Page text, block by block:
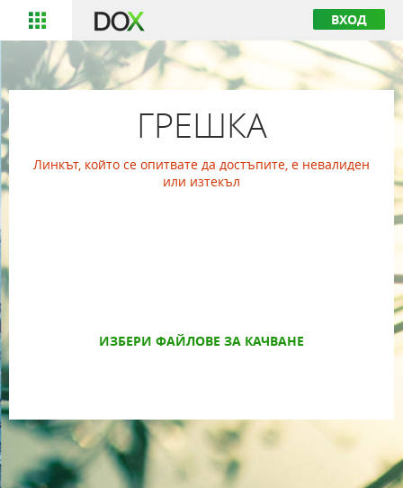
ВХОД
ГРЕШКА
Линкът, който се опитвате да достъпите, е невалиден
или изтекъл
ИЗБЕРИ ФАЙЛОВЕ ЗА КАЧВАНЕ